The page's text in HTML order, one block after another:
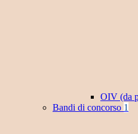
OIV (da
Bandi di concorso 1